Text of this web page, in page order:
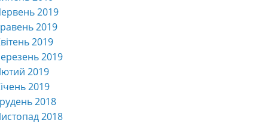
2019
2019
2019
2019
2019
2019
2018
2018